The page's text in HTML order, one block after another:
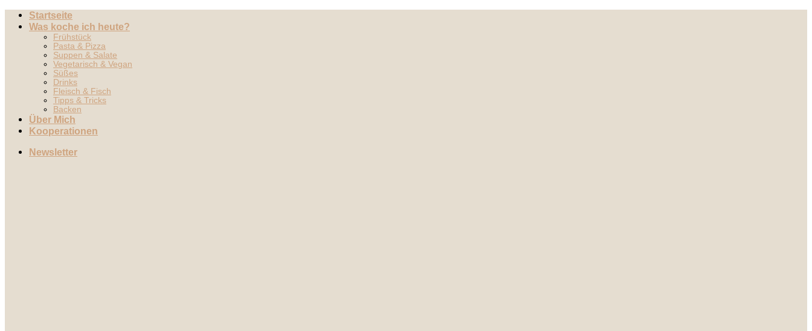
Zum
Inhalt
Startseite
Was koche ich heute?
Frühstück
Pasta & Pizza
Suppen & Salate
Vegetarisch & Vegan
Süßes
Drinks
Fleisch & Fisch
Tipps & Tricks
Backen
Über Mich
Kooperationen
Newsletter